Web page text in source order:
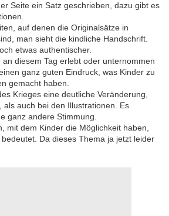
Seite ein Satz geschrieben, dazu gibt es
auf denen die Originalsätze in
man sieht die kindliche Handschrift.
etwas authentischer.
diesem Tag erlebt oder unternommen
ganz guten Eindruck, was Kinder zu
gemacht haben.
Krieges eine deutliche Veränderung,
als auch bei den Illustrationen. Es
ganz andere Stimmung.
mit dem Kinder die Möglichkeit haben,
Da dieses Thema ja jetzt leider